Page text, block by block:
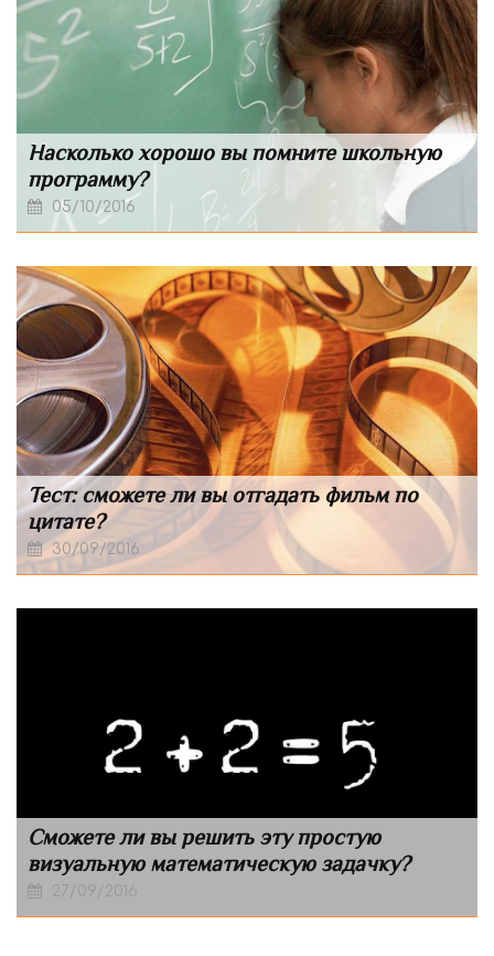
Насколько хорошо вы помните школьную
программу?
05/10/2016
Тест: сможете ли вы отгадать фильм по
цитате?
30/09/2016
Сможете ли вы решить эту простую
визуальную математическую задачку?
27/09/2016